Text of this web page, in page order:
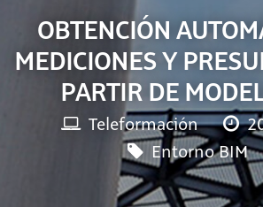
OBTENCIÓN
MEDICIONES Y
PARTIR DE
Teleformación
Entorno BIM